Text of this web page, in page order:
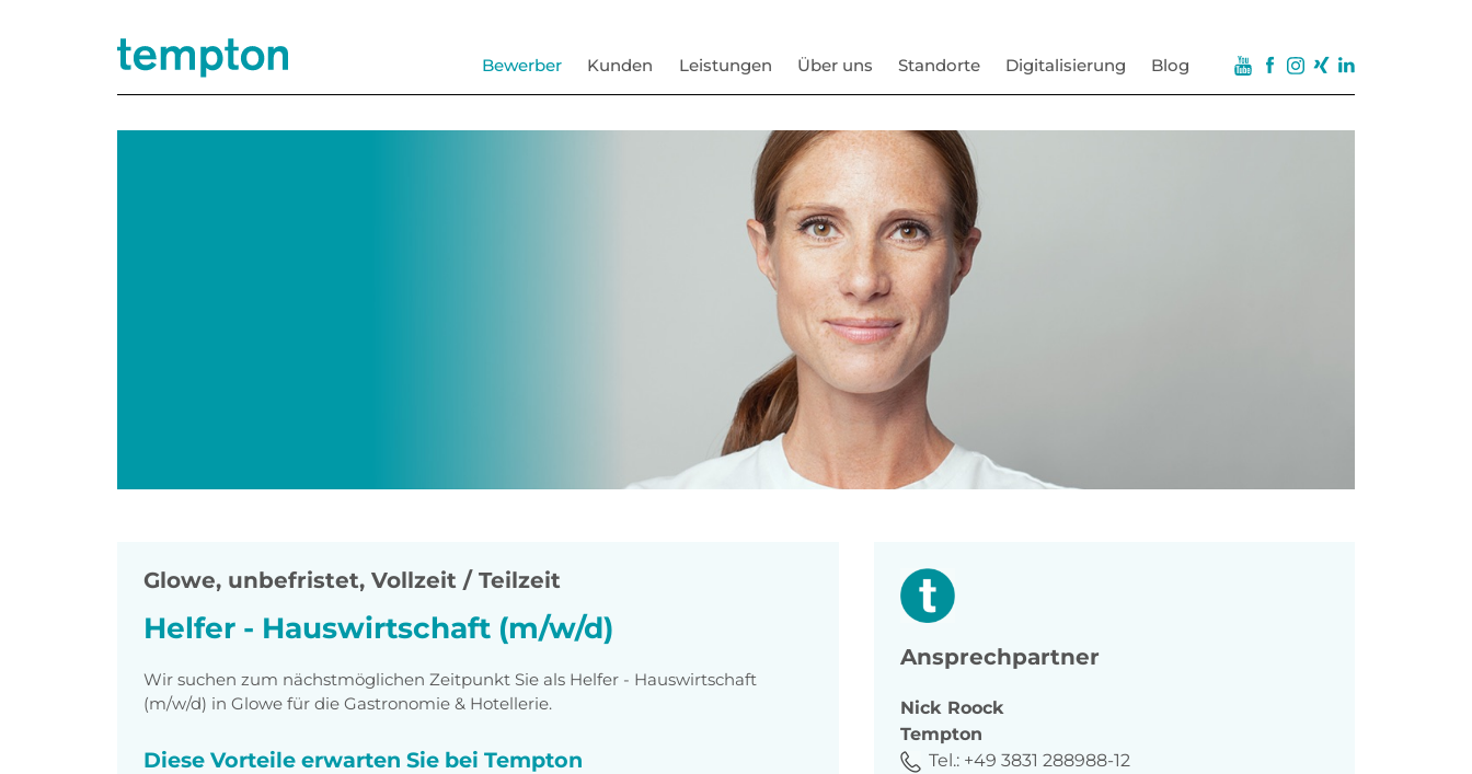
Bewerber Kunden Leistungen Über uns Standorte Digitalisierung Blog
Glowe, unbefristet, Vollzeit / Teilzeit
Helfer - Hauswirtschaft (m/w/d)
Wir suchen zum nächstmöglichen Zeitpunkt Sie als Helfer - Hauswirtschaft
(m/w/d) in Glowe für die Gastronomie & Hotellerie.
Diese Vorteile erwarten Sie bei Tempton
Ansprechpartner
Nick Roock
Tempton
Tel.: +49 3831 288988-12